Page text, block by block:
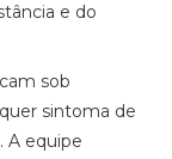
e do
sob
sintoma de
A equipe